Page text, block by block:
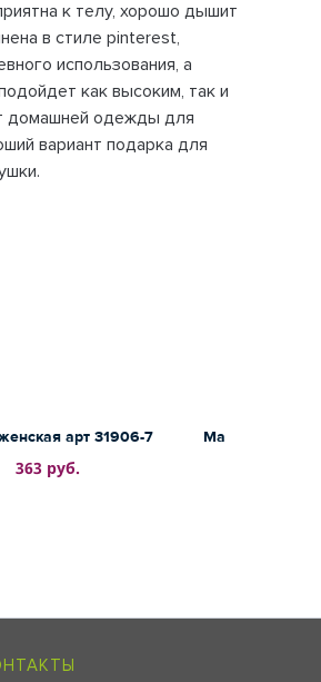
к телу, хорошо дышит
в стиле pinterest,
использования, а
как высоким, так и
домашней одежды для
вариант подарка для
арт 31906-7
363 руб.
Майка женская